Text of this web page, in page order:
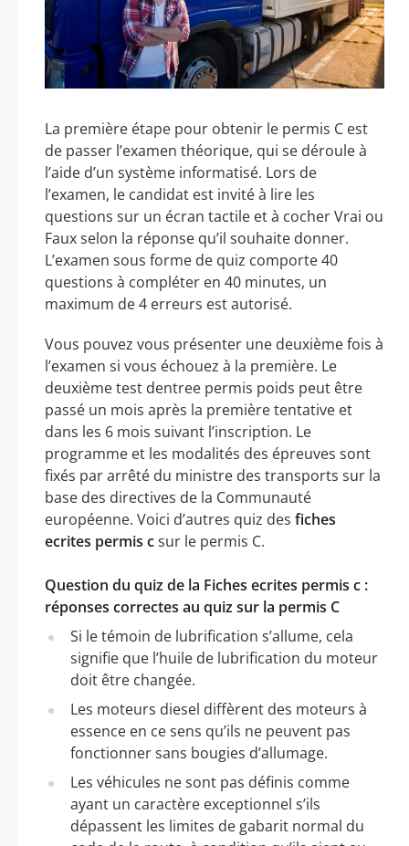
La première étape pour obtenir le permis C est
de passer l’examen théorique, qui se déroule à
l’aide d’un système informatisé. Lors de
l’examen, le candidat est invité à lire les
questions sur un écran tactile et à cocher Vrai ou
Faux selon la réponse qu’il souhaite donner.
L’examen sous forme de quiz comporte 40
questions à compléter en 40 minutes, un
maximum de 4 erreurs est autorisé.
Vous pouvez vous présenter une deuxième fois à
l’examen si vous échouez à la première. Le
deuxième test dentree permis poids peut être
passé un mois après la première tentative et
dans les 6 mois suivant l’inscription. Le
programme et les modalités des épreuves sont
fixés par arrêté du ministre des transports sur la
base des directives de la Communauté
européenne. Voici d’autres quiz des fiches
ecrites permis csur le permis C.
Question du quiz de la Fiches ecrites permis c :
réponses correctes au quiz sur la permis C
Si le témoin de lubrification s’allume, cela
signifie que l’huile de lubrification du moteur
doit être changée.
Les moteurs diesel diffèrent des moteurs à
essence en ce sens qu’ils ne peuvent pas
fonctionner sans bougies d’allumage.
Les véhicules ne sont pas définis comme
ayant un caractère exceptionnel s’ils
dépassent les limites de gabarit normal du